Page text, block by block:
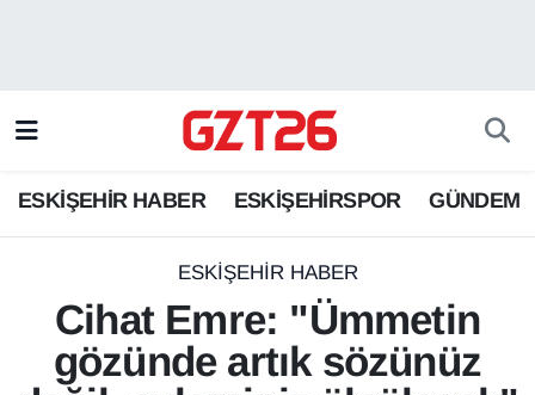
ESKİŞEHİR HABER ESKİŞEHİRSPOR GÜNDEM
ESKİŞEHİR HABER
Cihat Emre: "Ümmetin
gözünde artık sözünüz
ESKİŞEHİRSPOR
GÜNDEM
Odunpazarı Trafik Yoğunluk Haritası
Süper Lig Puan Durumu ve Fikstür
Tüm Manşetler
Son Dakika Haberleri